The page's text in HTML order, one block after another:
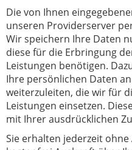
Die von Ihnen
unseren Providerserver
Wir speichern Ihre Daten
diese für die Erbringung
Leistungen benötigen.
Ihre persönlichen Daten
weiterzuleiten, die wir für
Leistungen einsetzen.
mit Ihrer ausdrücklichen
Sie erhalten jederzeit